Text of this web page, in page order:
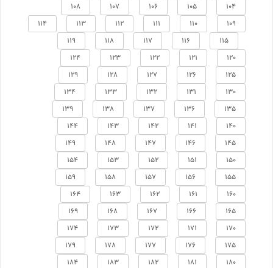
104
105
106
107
108
109
110
111
112
113
114
115
116
117
118
119
120
121
122
123
124
125
126
127
128
129
130
131
132
133
134
135
136
137
138
139
140
141
142
143
144
145
146
147
148
149
150
151
152
153
154
155
156
157
158
159
160
161
162
163
164
165
166
167
168
169
170
171
172
173
174
175
176
177
178
179
180
181
182
183
184